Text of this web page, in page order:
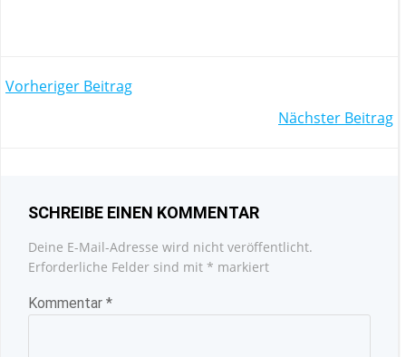
POST
Vorheriger Beitrag
Nächster Beitrag
SCHREIBE EINEN KOMMENTAR
Deine E-Mail-Adresse wird nicht veröffentlicht.
Erforderliche Felder sind mit * markiert
Kommentar *